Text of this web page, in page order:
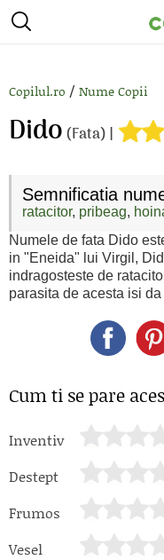
Copilul.ro / Nume Copii
Dido(Fata) |
Semnificatia
ratacitor, pribeag,
Numele de fata Dido
in "Eneida" lui Virgil,
indragosteste de
parasita de acesta isi da
Cum ti se pare
Inventiv
Destept
Frumos
Vesel